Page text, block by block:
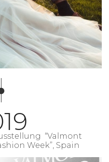
“Valmont
Week”, Spain